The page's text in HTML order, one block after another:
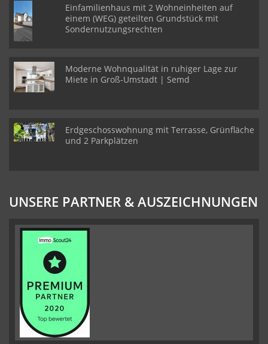
Einfamilienhaus mit 2 Wohneinheiten auf
einem (WEG) geteilten Grundstück mit
Sondernutzungsrechten
Moderne Wohnqualität in ruhiger Lage zur
Miete in Groß-Umstadt | Semd
Erdgeschosswohnung mit Terrasse, Grünfläche
und 2 Parkplätzen
UNSERE PARTNER & AUSZEICHNUNGEN